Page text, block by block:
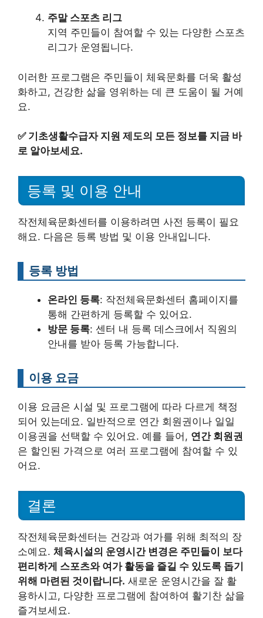
주말 스포츠 리그
지역 주민들이 참여할 수 있는 다양한 스포츠
리그가 운영됩니다.
이러한 프로그램은 주민들이 체육문화를 더욱 활성
화하고, 건강한 삶을 영위하는 데 큰 도움이 될 거예
요.
✅ 기초생활수급자 지원 제도의 모든 정보를 지금 바
로 알아보세요.
등록 및 이용 안내
작전체육문화센터를 이용하려면 사전 등록이 필요
해요. 다음은 등록 방법 및 이용 안내입니다.
등록 방법
온라인 등록: 작전체육문화센터 홈페이지를
통해 간편하게 등록할 수 있어요.
방문 등록: 센터 내 등록 데스크에서 직원의
안내를 받아 등록 가능합니다.
이용 요금
이용 요금은 시설 및 프로그램에 따라 다르게 책정
되어 있는데요. 일반적으로 연간 회원권이나 일일
이용권을 선택할 수 있어요. 예를 들어, 연간 회원권
은 할인된 가격으로 여러 프로그램에 참여할 수 있
어요.
결론
작전체육문화센터는 건강과 여가를 위해 최적의 장
소예요. 체육시설의 운영시간 변경은 주민들이 보다
편리하게 스포츠와 여가 활동을 즐길 수 있도록 돕기
위해 마련된 것이랍니다. 새로운 운영시간을 잘 활
용하시고, 다양한 프로그램에 참여하여 활기찬 삶을
즐겨보세요.